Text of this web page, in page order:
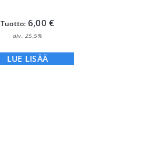
Tuotto: 6,00 €
alv. 25,5%
LUE LISÄÄ